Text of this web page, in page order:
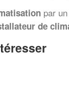
par
de